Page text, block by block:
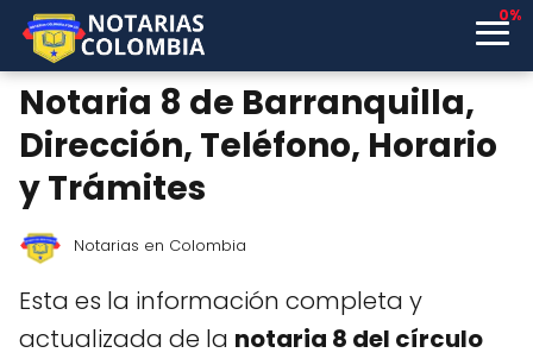
0%
Notaria 8 de Barranquilla,
Dirección, Teléfono, Horario
y Trámites
Notarias en Colombia
Esta es la información completa y
actualizada de la notaria 8 del círculo